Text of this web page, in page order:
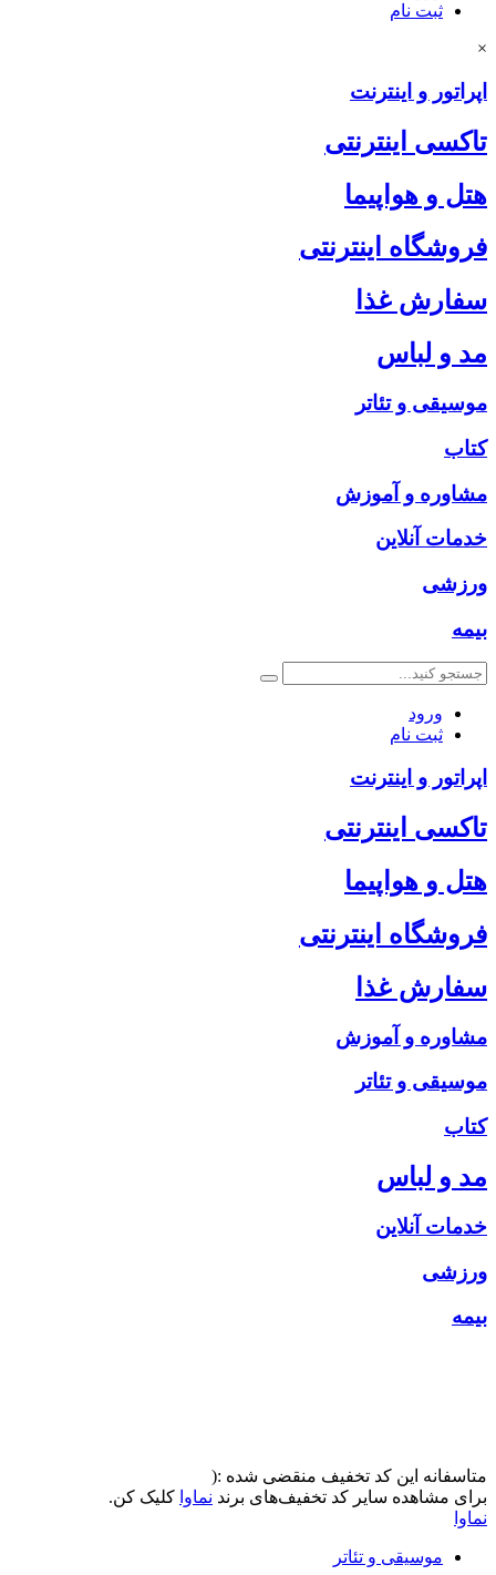
ثبت نام
×
اپراتور و اینترنت
تاکسی اینترنتی
هتل و هواپیما
فروشگاه اینترنتی
سفارش غذا
مد و لباس
موسیقی و تئاتر
کتاب
مشاوره و آموزش
خدمات آنلاین
ورزشی
بیمه
ورود
ثبت نام
اپراتور و اینترنت
تاکسی اینترنتی
هتل و هواپیما
فروشگاه اینترنتی
سفارش غذا
مشاوره و آموزش
موسیقی و تئاتر
کتاب
مد و لباس
خدمات آنلاین
ورزشی
بیمه
متاسفانه این کد تخفیف منقضی شده :(
برای مشاهده سایر کد تخفیف‌های برند نماوا کلیک کن.
نماوا
موسیقی و تئاتر